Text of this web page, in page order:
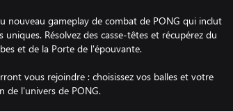
nouveau gameplay de combat de PONG qui inclut
Résolvez des casse-têtes et récupérez du
et de la Porte de l'épouvante.
vous rejoindre : choisissez vos balles et votre
de l'univers de PONG.